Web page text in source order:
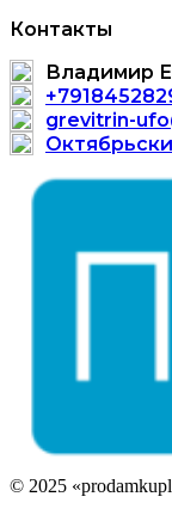
Контакты
Владимир
grevitrin-
© 2025